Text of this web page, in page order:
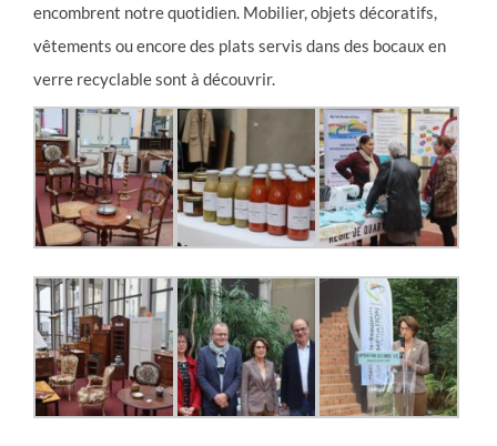
encombrent notre quotidien. Mobilier, objets décoratifs,
vêtements ou encore des plats servis dans des bocaux en
verre recyclable sont à découvrir.